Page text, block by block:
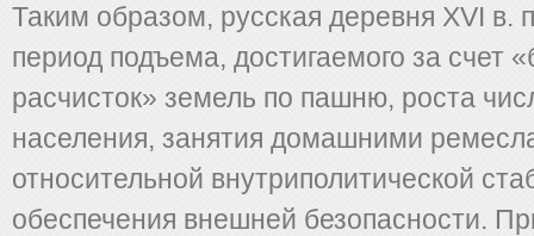
Таким образом, русская деревня ХVI в.
период подъема, достигаемого за счет
расчисток» земель по пашню, роста
населения, занятия домашними
относительной внутриполитической
обеспечения внешней безопасности.